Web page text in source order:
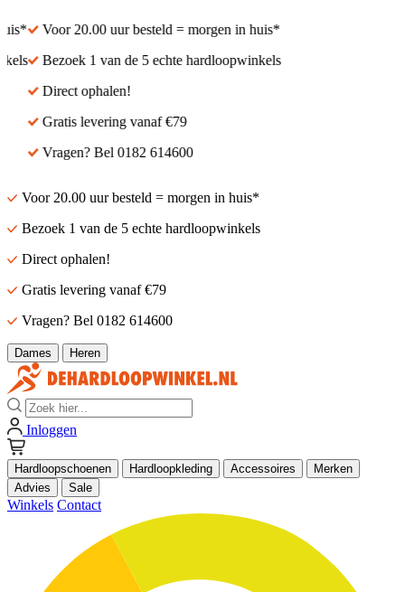
Voor 20.00 uur besteld = morgen in huis*
Bezoek 1 van de 5 echte hardloopwinkels
Direct ophalen!
Gratis levering vanaf €79
Vragen? Bel 0182 614600
Voor 20.00 uur besteld = morgen in huis*
Bezoek 1 van de 5 echte hardloopwinkels
Direct ophalen!
Gratis levering vanaf €79
Vragen? Bel 0182 614600
Dames Heren
Zoek
Inloggen
Hardloopschoenen Hardloopkleding Accessoires
Merken
Advies
Sale
Winkels Contact